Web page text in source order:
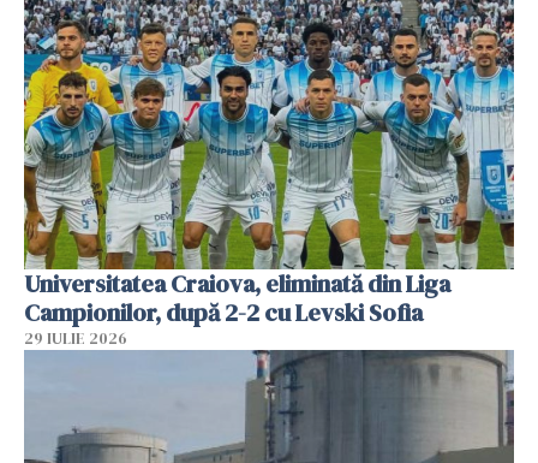
Universitatea Craiova, eliminată din Liga
Campionilor, după 2-2 cu Levski Sofia
29 IULIE 2026